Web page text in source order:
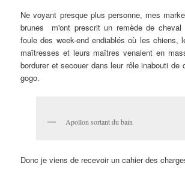
Ne voyant presque plus personne, mes
brunes m'ont prescrit un remède de
foule des week-end endiablés où les chiens,
maîtresses et leurs maîtres venaient en
bordurer et secouer dans leur rôle inabouti de
gogo.
Apollon sortant du bain
Donc je viens de recevoir un cahier des